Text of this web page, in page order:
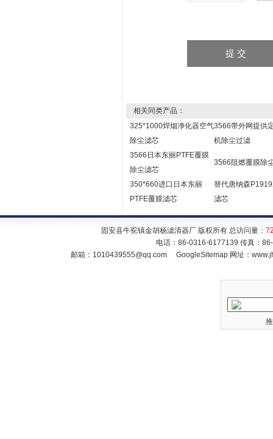
相关同类产品：
325*1000焊烟净化器空气
除尘滤芯
3566带外网提供
机除尘过滤
3566日本东丽PTFE覆膜
除尘滤芯
3566阻燃覆膜除
350*660进口日本东丽
PTFE覆膜滤芯
替代唐纳森
滤芯
固安县牛驼镇金胡杨滤清器厂 版权所有 总访问量：
电话：86-0316-6177139 传真：
邮箱： 1010439555@qq.com GoogleSitemap网址：